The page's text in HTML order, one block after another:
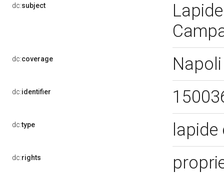
dc:subject
dc:coverage
dc:identifier
dc:type
dc:rights